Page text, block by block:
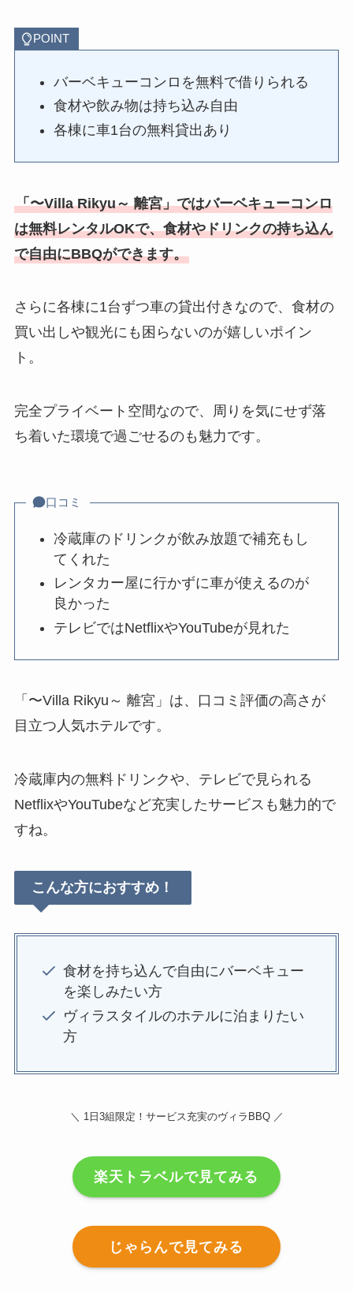
POINT
バーベキューコンロを無料で借りられる
食材や飲み物は持ち込み自由
各棟に車1台の無料貸出あり
「〜Villa Rikyu～ 離宮」ではバーベキューコンロ
は無料レンタルOKで、食材やドリンクの持ち込ん
で自由にBBQができます。
さらに各棟に1台ずつ車の貸出付きなので、食材の
買い出しや観光にも困らないのが嬉しいポイン
ト。
完全プライベート空間なので、周りを気にせず落
ち着いた環境で過ごせるのも魅力です。
口コミ
冷蔵庫のドリンクが飲み放題で補充もし
てくれた
レンタカー屋に行かずに車が使えるのが
良かった
テレビではNetflixやYouTubeが見れた
「〜Villa Rikyu～ 離宮」は、口コミ評価の高さが
目立つ人気ホテルです。
冷蔵庫内の無料ドリンクや、テレビで見られる
NetflixやYouTubeなど充実したサービスも魅力的で
すね。
こんな方におすすめ！
食材を持ち込んで自由にバーベキュー
を楽しみたい方
ヴィラスタイルのホテルに泊まりたい
方
＼ 1日3組限定！サービス充実のヴィラBBQ／
楽天トラベルで見てみる
じゃらんで見てみる